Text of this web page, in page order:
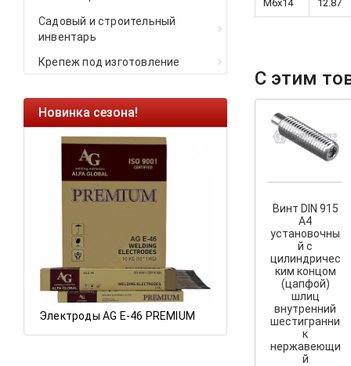
Садовый и строительный
инвентарь
Крепеж под изготовление
Новинка сезона!
Электроды AG E-46 PREMIUM
Ликвидация
Саморезы
HARPOON EURO
остатков по ценам
M6x14 12.87
С этим
Винт DIN 915
A4
установочны
й с
цилиндричес
ким концом
(цапфой)
шлиц
внутренний
шестигранни
к
нержавеющи
й